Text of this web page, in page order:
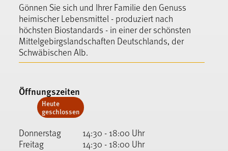
Gönnen Sie sich und Ihrer Familie den Genuss
heimischer Lebensmittel - produziert nach
höchsten Biostandards - in einer der schönsten
Mittelgebirgslandschaften Deutschlands, der
Schwäbischen Alb.
Öffnungszeiten
Heute
geschlossen
Donnerstag
Freitag
14:30 - 18:00 Uhr
14:30 - 18:00 Uhr